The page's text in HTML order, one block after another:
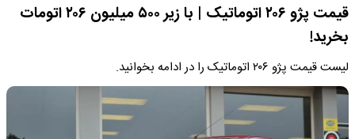
قیمت پژو ۲۰۶ اتوماتیک | با زیر ۵۰۰ میلیون ۲۰۶ اتومات
بخرید!
لیست قیمت پژو ۲۰۶ اتوماتیک را در ادامه بخوانید.